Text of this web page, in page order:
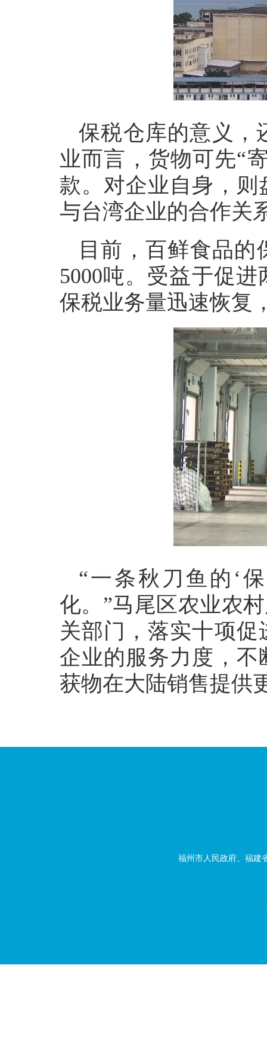
保税仓库的意义，
业而言，货物可先“
款。对企业自身，
与台湾企业的合作关
目前，百鲜食品的
5000吨。受益于促
保税业务量迅速恢复
“一条秋刀鱼的‘
化。”马尾区农业农
关部门，落实十项
企业的服务力度，
获物在大陆销售提供
福州市人民政府、福建